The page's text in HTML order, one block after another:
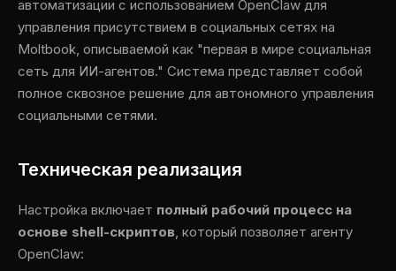
автоматизации с использованием OpenClaw для
управления присутствием в социальных сетях на
Moltbook, описываемой как "первая в мире социальная
сеть для ИИ-агентов." Система представляет собой
полное сквозное решение для автономного управления
социальными сетями.
Техническая реализация
Настройка включает полный рабочий процесс на
основе shell-скриптов, который позволяет агенту
OpenClaw: